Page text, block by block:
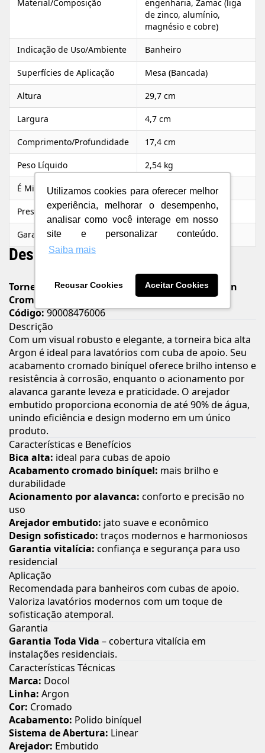
Utilizamos cookies para oferecer melhor
experiência, melhorar o desempenho,
analisar como você interage em nosso
site e personalizar conteúdo.
Saiba mais
Recusar Cookies Aceitar Cookies
Material/Composição
engenharia, Zamac (liga
de zinco, alumínio,
magnésio e cobre)
Indicação de Uso/Ambiente Banheiro
Superfícies de Aplicação Mesa (Bancada)
Altura 29,7 cm
Largura 4,7 cm
Comprimento/Profundidade 17,4 cm
Peso Líquido 2,54 kg
É Misturador Não
Pressão de Funcionamento 2 a 40 m.c.a
Garantia do Fabricante Toda Vida
Descrição do Produto
Torneira Bica Alta de Mesa para Lavatório Argon
Cromado – Docol
Código:90008476006
Descrição
Com um visual robusto e elegante, a torneira bica alta
Argon é ideal para lavatórios com cuba de apoio. Seu
acabamento cromado biníquel oferece brilho intenso e
resistência à corrosão, enquanto o acionamento por
alavanca garante leveza e praticidade. O arejador
embutido proporciona economia de até 90% de água,
unindo eficiência e design moderno em um único
produto.
Características e Benefícios
Bica alta: ideal para cubas de apoio
Acabamento cromado biníquel: mais brilho e
durabilidade
Acionamento por alavanca: conforto e precisão no
uso
Arejador embutido: jato suave e econômico
Design sofisticado: traços modernos e harmoniosos
Garantia vitalícia: confiança e segurança para uso
residencial
Aplicação
Recomendada para banheiros com cubas de apoio.
Valoriza lavatórios modernos com um toque de
sofisticação atemporal.
Garantia
Garantia Toda Vida – cobertura vitalícia em
instalações residenciais.
Características Técnicas
Marca: Docol
Linha: Argon
Cor: Cromado
Acabamento: Polido biníquel
Sistema de Abertura: Linear
Arejador: Embutido